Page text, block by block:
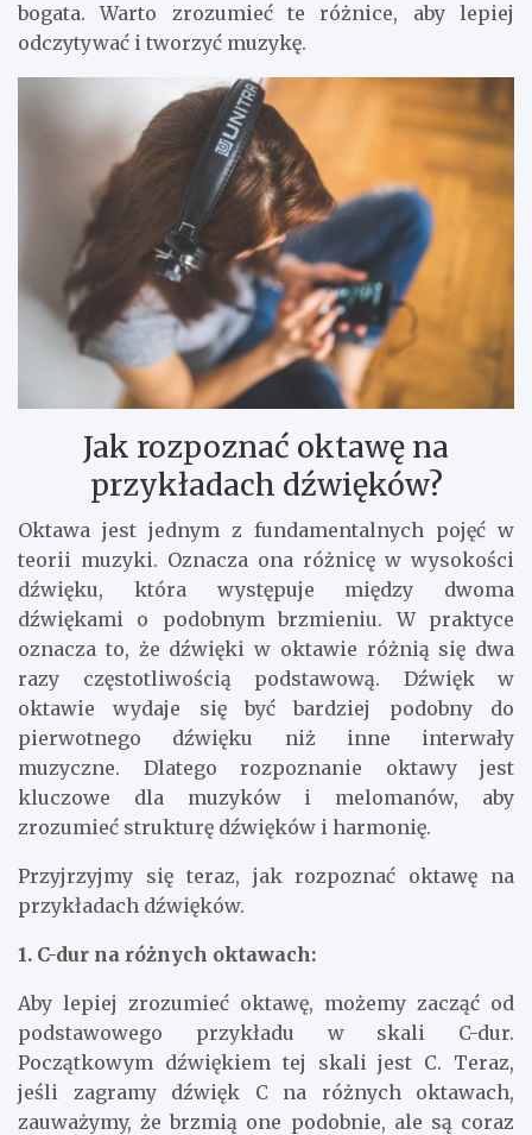
bogata. Warto zrozumieć te różnice, aby lepiej
odczytywać i tworzyć muzykę.
Jak rozpoznać oktawę na
przykładach dźwięków?
Oktawa jest jednym z fundamentalnych pojęć w
teorii muzyki. Oznacza ona różnicę w wysokości
dźwięku, która występuje między dwoma
dźwiękami o podobnym brzmieniu. W praktyce
oznacza to, że dźwięki w oktawie różnią się dwa
razy częstotliwością podstawową. Dźwięk w
oktawie wydaje się być bardziej podobny do
pierwotnego dźwięku niż inne interwały
muzyczne. Dlatego rozpoznanie oktawy jest
kluczowe dla muzyków i melomanów, aby
zrozumieć strukturę dźwięków i harmonię.
Przyjrzyjmy się teraz, jak rozpoznać oktawę na
przykładach dźwięków.
1. C-dur na różnych oktawach:
Aby lepiej zrozumieć oktawę, możemy zacząć od
podstawowego przykładu w skali C-dur.
Początkowym dźwiękiem tej skali jest C. Teraz,
jeśli zagramy dźwięk C na różnych oktawach,
zauważymy, że brzmią one podobnie, ale są coraz